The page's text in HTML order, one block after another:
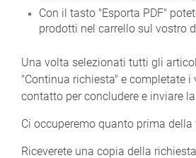
Con il tasto "Esporta PDF"
prodotti nel carrello sul vostro
Una volta selezionati tutti gli
"Continua richiesta" e completate i
contatto per concludere e inviare
Ci occuperemo quanto prima
Riceverete una copia della